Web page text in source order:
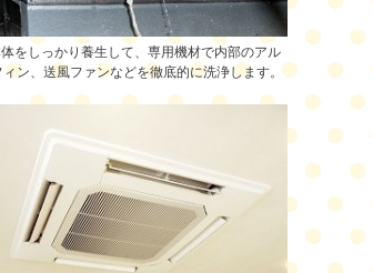
をしっかり養生して、専用機材で内部のアル
ィン、送風ファンなどを徹底的に洗浄します。